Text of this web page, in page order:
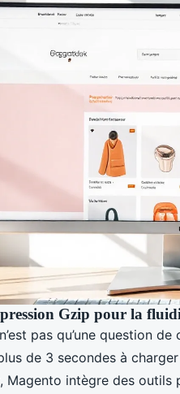
Gzip pour la
pas qu’une question
de 3 secondes à
Magento intègre des